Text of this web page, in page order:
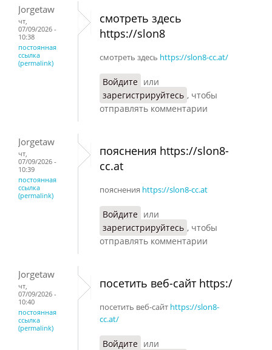
Jorgetaw
чт,
07/09/2026 -
10:38
постоянная
ссылка
(permalink)
смотреть здесь
https://slon8
смотреть здесь https://slon8-cc.at/
Войдите или
зарегистрируйтесь , чтобы
отправлять комментарии
Jorgetaw
чт,
07/09/2026 -
10:39
постоянная
ссылка
(permalink)
пояснения https://slon8-
cc.at
пояснения https://slon8-cc.at
Войдите или
зарегистрируйтесь , чтобы
отправлять комментарии
Jorgetaw
чт,
07/09/2026 -
10:40
постоянная
ссылка
(permalink)
посетить веб-сайт https:/
посетить веб-сайт https://slon8-
cc.at/
Войдите или